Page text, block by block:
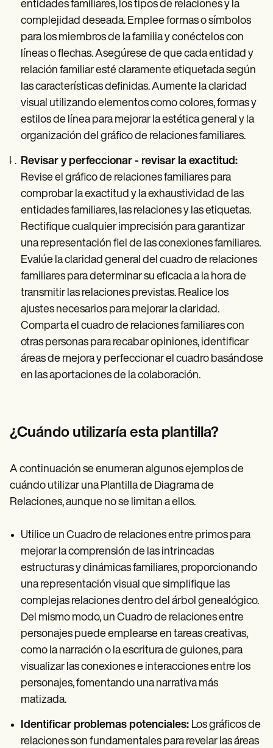
entidades familiares, los tipos de relaciones y la
complejidad deseada. Emplee formas o símbolos
para los miembros de la familia y conéctelos con
líneas o flechas. Asegúrese de que cada entidad y
relación familiar esté claramente etiquetada según
las características definidas. Aumente la claridad
visual utilizando elementos como colores, formas y
estilos de línea para mejorar la estética general y la
organización del gráfico de relaciones familiares.
Revisar y perfeccionar - revisar la exactitud:
Revise el gráfico de relaciones familiares para
comprobar la exactitud y la exhaustividad de las
entidades familiares, las relaciones y las etiquetas.
Rectifique cualquier imprecisión para garantizar
una representación fiel de las conexiones familiares.
Evalúe la claridad general del cuadro de relaciones
familiares para determinar su eficacia a la hora de
transmitir las relaciones previstas. Realice los
ajustes necesarios para mejorar la claridad.
Comparta el cuadro de relaciones familiares con
otras personas para recabar opiniones, identificar
áreas de mejora y perfeccionar el cuadro basándose
en las aportaciones de la colaboración.
¿Cuándo utilizaría esta plantilla?
A continuación se enumeran algunos ejemplos de
cuándo utilizar una Plantilla de Diagrama de
Relaciones, aunque no se limitan a ellos.
Utilice un Cuadro de relaciones entre primos para
mejorar la comprensión de las intrincadas
estructuras y dinámicas familiares, proporcionando
una representación visual que simplifique las
complejas relaciones dentro del árbol genealógico.
Del mismo modo, un Cuadro de relaciones entre
personajes puede emplearse en tareas creativas,
como la narración o la escritura de guiones, para
visualizar las conexiones e interacciones entre los
personajes, fomentando una narrativa más
matizada.
Identificar problemas potenciales: Los gráficos de
relaciones son fundamentales para revelar las áreas